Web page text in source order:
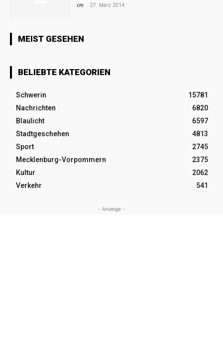
cm - 27. März 2014
MEIST GESEHEN
BELIEBTE KATEGORIEN
Schwerin
15781
Nachrichten
6820
Blaulicht
6597
Stadtgeschehen
4813
Sport
2745
Mecklenburg-Vorpommern
2375
Kultur
2062
Verkehr
541
- Anzeige -